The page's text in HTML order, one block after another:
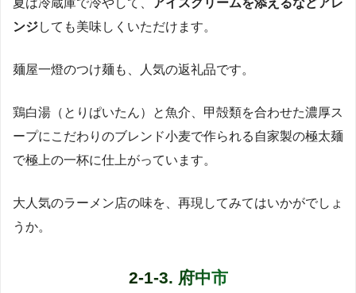
夏は冷蔵庫で冷やして、 アイスクリームを添えるなどアレ
ンジしても美味しくいただけます。
麺屋一燈のつけ麺も、人気の返礼品です。
鶏白湯（とりぱいたん）と魚介、甲殻類を合わせた濃厚ス
ープにこだわりのブレンド小麦で作られる自家製の極太麺
で極上の一杯に仕上がっています。
大人気のラーメン店の味を、再現してみてはいかがでしょ
うか。
2-1-3. 府中市